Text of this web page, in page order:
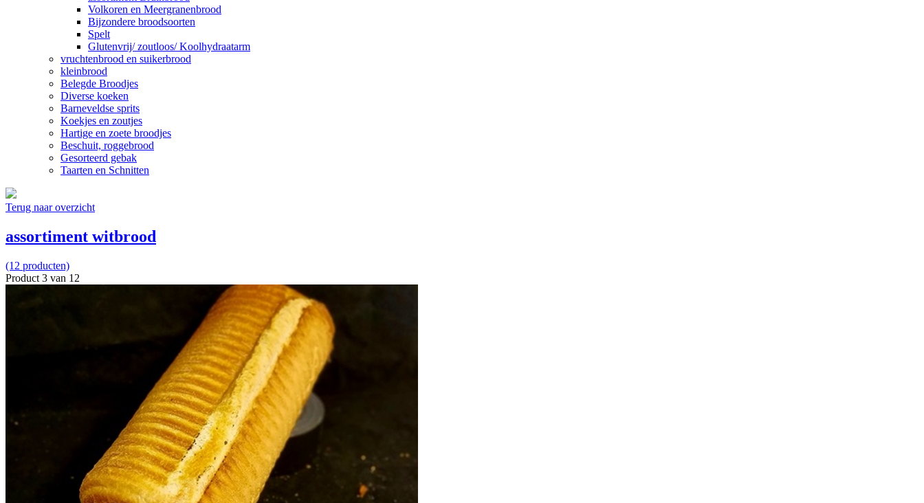
Volkoren en Meergranenbrood
Bijzondere broodsoorten
Spelt
Glutenvrij/ zoutloos/ Koolhydraatarm
vruchtenbrood en suikerbrood
kleinbrood
Belegde Broodjes
Diverse koeken
Barneveldse sprits
Koekjes en zoutjes
Hartige en zoete broodjes
Beschuit, roggebrood
Gesorteerd gebak
Taarten en Schnitten
Terug naar overzicht
assortiment witbrood
(12 producten)
Product 3 van 12